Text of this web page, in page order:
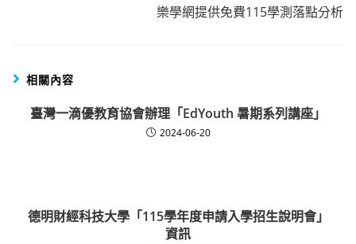
樂學網提供免費115學測落點分析
相關內容
臺灣一滴優教育協會辦理「EdYouth 暑期系列講座」
2024-06-20
德明財經科技大學「115學年度申請入學招生說明會」
資訊